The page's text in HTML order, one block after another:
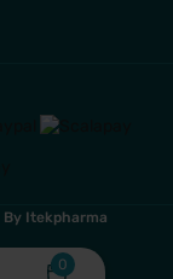
By Itekpharma
0